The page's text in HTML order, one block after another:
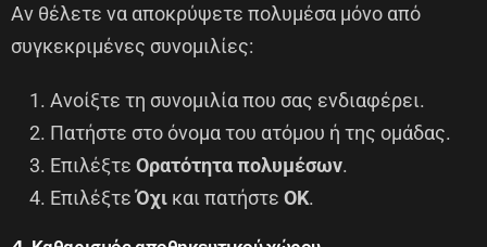
Αν θέλετε να αποκρύψετε πολυμέσα μόνο από
συγκεκριμένες συνομιλίες:
Ανοίξτε τη συνομιλία που σας ενδιαφέρει.
Πατήστε στο όνομα του ατόμου ή της ομάδας.
Επιλέξτε Ορατότητα πολυμέσων.
ΕπιλέξτεΌχι και πατήστε OK.